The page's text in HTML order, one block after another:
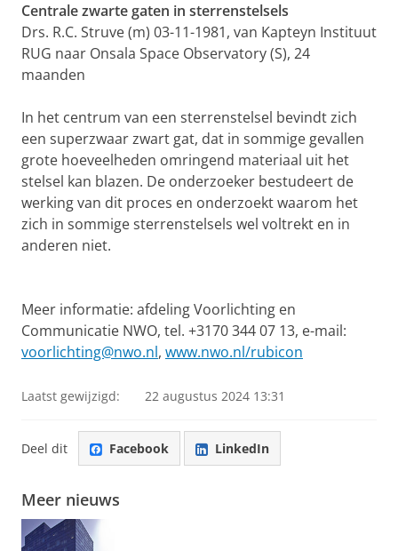
Centrale zwarte gaten in sterrenstelsels
Drs. R.C. Struve (m) 03-11-1981, van Kapteyn Instituut
RUG naar Onsala Space Observatory (S), 24
maanden
In het centrum van een sterrenstelsel bevindt zich
een superzwaar zwart gat, dat in sommige gevallen
grote hoeveelheden omringend materiaal uit het
stelsel kan blazen. De onderzoeker bestudeert de
werking van dit proces en onderzoekt waarom het
zich in sommige sterrenstelsels wel voltrekt en in
anderen niet.
Meer informatie: afdeling Voorlichting en
Communicatie NWO, tel. +3170 344 07 13, e-mail:
voorlichting@nwo.nl, www.nwo.nl/rubicon
Laatst gewijzigd: 22 augustus 2024 13:31
Deel dit Facebook LinkedIn
Meer nieuws